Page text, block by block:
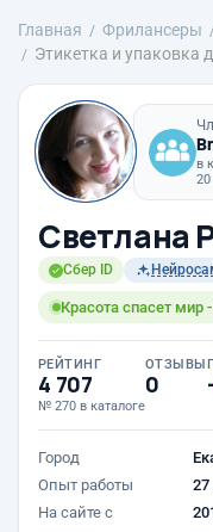
Главная Фрилансеры
Этикетка и упаковка
в
20
Светлана
Сбер ID
Красота спасет мир
РЕЙТИНГ
4 707
№ 270 в каталоге
ОТЗЫВЫ
0
Город
Опыт работы
27
На сайте с